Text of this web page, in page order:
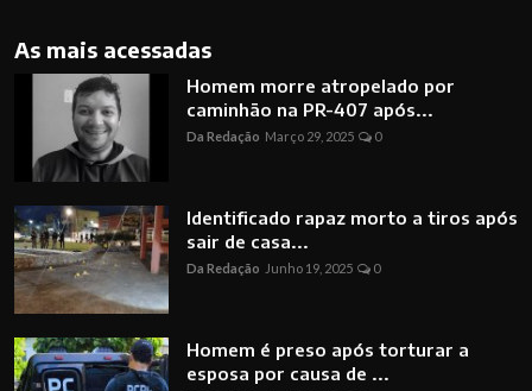
As mais acessadas
Homem morre atropelado por
caminhão na PR-407 após...
Da Redação Março 29, 2025 0
Identificado rapaz morto a tiros após
sair de casa...
Da Redação Junho 19, 2025 0
Homem é preso após torturar a
esposa por causa de ...